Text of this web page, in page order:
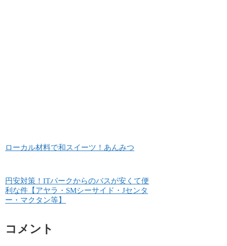
ローカル材料で和スイーツ！あんみつ
円安対策！ITパークからのバスが安くて便
利な件【アヤラ・SMシーサイド・Jセンタ
ー・マクタン等】
コメント